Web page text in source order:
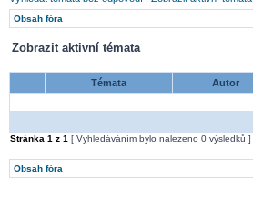
Obsah fóra
Zobrazit aktivní témata
Témata Autor
Stránka 1 z 1 [ Vyhledáváním bylo nalezeno 0 výsledků ]
Obsah fóra